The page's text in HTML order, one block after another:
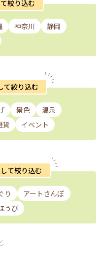
絞り込む
神奈川
静岡
て絞り込む
景色
温泉
貨 イベント
て絞り込む
り
アートさんぽ
うび